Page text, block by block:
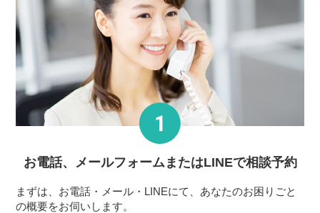
お電話、メールフォームまたはLINEで相談予約
まずは、お電話・メール・LINEにて、あなたのお困りごと
の概要をお伺いします。